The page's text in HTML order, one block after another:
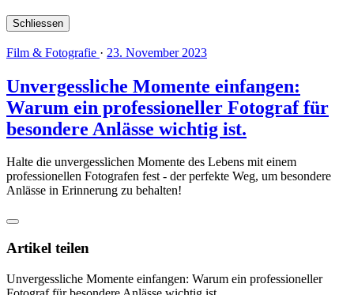
Schliessen
Film & Fotografie · 23. November 2023
Unvergessliche Momente einfangen:
Warum ein professioneller Fotograf für
besondere Anlässe wichtig ist.
Halte die unvergesslichen Momente des Lebens mit einem
professionellen Fotografen fest - der perfekte Weg, um besondere
Anlässe in Erinnerung zu behalten!
Artikel teilen
Unvergessliche Momente einfangen: Warum ein professioneller